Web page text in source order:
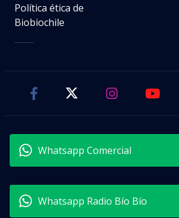
Política ética de
Biobiochile
Whatsapp Comercial
Whatsapp Radio Bío Bío